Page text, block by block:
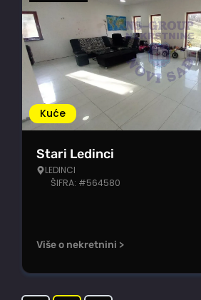
Kuće
Stari Ledinci
LEDINCI
ŠIFRA: #564580
Više o nekretnini >